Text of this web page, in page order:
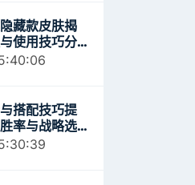
藏款皮肤揭
使用技巧分
搭配技巧提
率与战略选